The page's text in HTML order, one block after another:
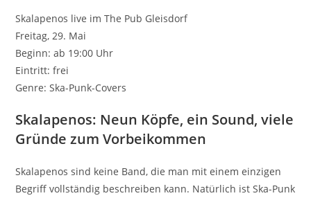
Skalapenos live im The Pub Gleisdorf
Freitag, 29. Mai
Beginn: ab 19:00 Uhr
Eintritt: frei
Genre: Ska-Punk-Covers
Skalapenos: Neun Köpfe, ein Sound, viele
Gründe zum Vorbeikommen
Skalapenos sind keine Band, die man mit einem einzigen
Begriff vollständig beschreiben kann. Natürlich ist Ska-Punk